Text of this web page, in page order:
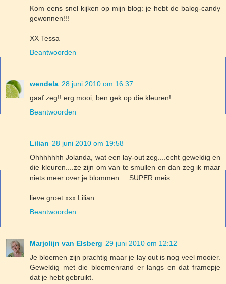
Kom eens snel kijken op mijn blog: je hebt de balog-candy
gewonnen!!!
XX Tessa
Beantwoorden
wendela 28 juni 2010 om 16:37
gaaf zeg!! erg mooi, ben gek op die kleuren!
Beantwoorden
Lilian 28 juni 2010 om 19:58
Ohhhhhhh Jolanda, wat een lay-out zeg....echt geweldig en
die kleuren....ze zijn om van te smullen en dan zeg ik maar
niets meer over je blommen.....SUPER meis.
lieve groet xxx Lilian
Beantwoorden
Marjolijn van Elsberg 29 juni 2010 om 12:12
Je bloemen zijn prachtig maar je lay out is nog veel mooier.
Geweldig met die bloemenrand er langs en dat framepje
dat je hebt gebruikt.